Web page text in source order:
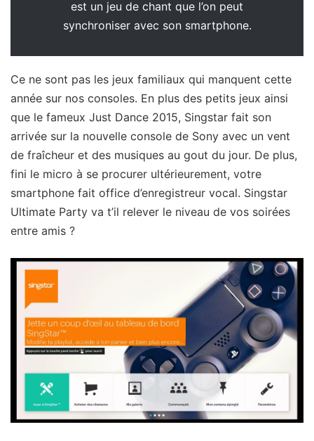
est un jeu de chant que l’on peut
synchroniser avec son smartphone.
Ce ne sont pas les jeux familiaux qui manquent cette
année sur nos consoles. En plus des petits jeux ainsi
que le fameux Just Dance 2015, Singstar fait son
arrivée sur la nouvelle console de Sony avec un vent
de fraîcheur et des musiques au gout du jour. De plus,
fini le micro à se procurer ultérieurement, votre
smartphone fait office d’enregistreur vocal. Singstar
Ultimate Party va t’il relever le niveau de vos soirées
entre amis ?